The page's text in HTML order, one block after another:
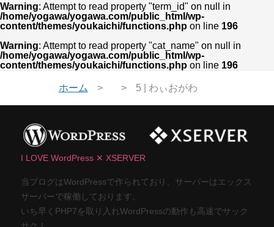
Warning: Attempt to read property "term_id" on null in
/home/yogawa/yogawa.com/public_html/wp-
content/themes/youkaichi/functions.php on line 196
Warning: Attempt to read property "cat_name" on null in
/home/yogawa/yogawa.com/public_html/wp-
content/themes/youkaichi/functions.php on line 196
ホーム 5 | わぃおがわ
I LOVE WordPress ✕ XSERVER
当ブログはWordPressで作られており、サーバーはエックス
サーバーで稼働しております。
いち早くPHP7を取り入れWordPressの動作も高速でサック